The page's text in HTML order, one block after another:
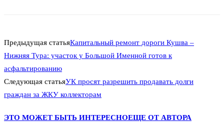
Предыдущая статьяКапитальный ремонт дороги Кушва –
Нижняя Тура: участок у Большой Именной готов к
асфальтированию
Следующая статьяУК просят разрешить продавать долги
граждан за ЖКУ коллекторам
ЭТО МОЖЕТ БЫТЬ ИНТЕРЕСНОЕЩЕ ОТ АВТОРА